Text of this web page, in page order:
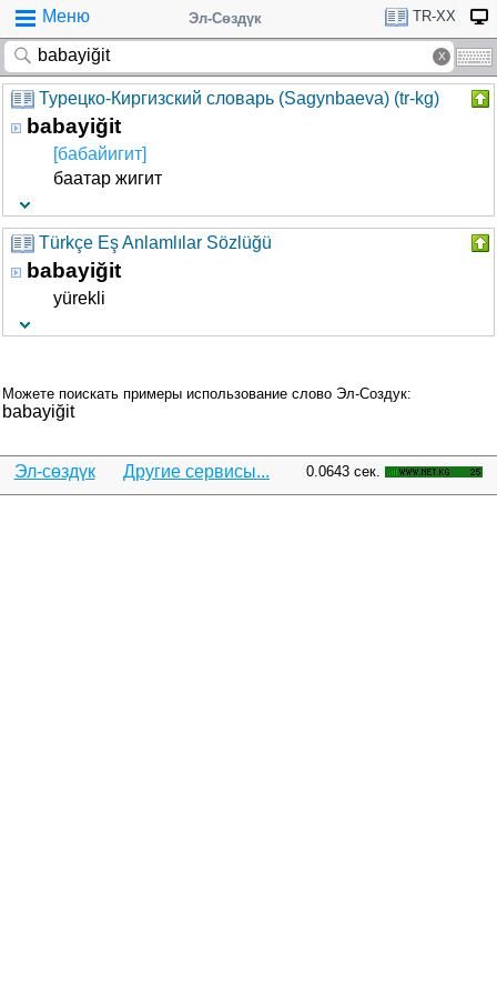
Меню Эл-Сөздүк TR-XX
Турецко-Киргизский словарь (Sagynbaeva) (tr-kg)
babayiğit
[бабайигит]
баатар жигит
Türkçe Eş Anlamlılar Sözlüğü
babayiğit
yürekli
Можете поискать примеры использование слово Эл-Создук:
babayiğit
Эл-сөздүк Другие сервисы... 0.0643 сек.